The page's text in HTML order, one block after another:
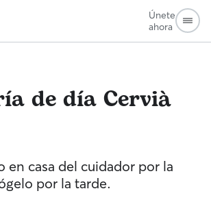
Únete
ahora
de día Cervià
en casa del cuidador por la
por la tarde.